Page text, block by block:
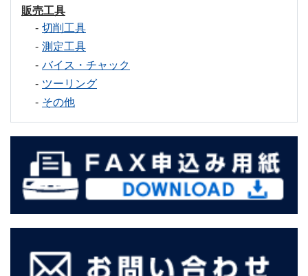
販売工具
切削工具
測定工具
バイス・チャック
ツーリング
その他